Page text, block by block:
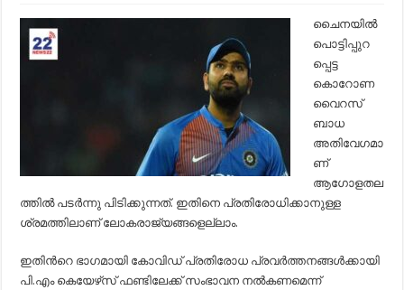
19:
ചൈനയില്‍
പൊട്ടിപ്പുറ
പ്പെട്ട
കൊറോണ
വൈറസ്​
ബാധ
അതിവേഗമാ
ണ്​
ആഗോളതല
ത്തില്‍ പടര്‍ന്നു പിടിക്കുന്നത്​. ഇതിനെ പ്രതിരോധിക്കാനുള്ള
ശ്രമത്തിലാണ്​ ലോകരാജ്യങ്ങളെല്ലാം.
ഇതിന്‍റെ ഭാഗമായി കോവിഡ്​ പ്രതിരോധ പ്രവര്‍ത്തനങ്ങള്‍ക്കായി
പി.എം കെയേഴ്​സ്​ ഫണ്ടിലേക്ക്​ സംഭാവന നല്‍കണമെന്ന്​ ​